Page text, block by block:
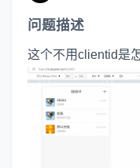
问题描述
这个不用clientid是